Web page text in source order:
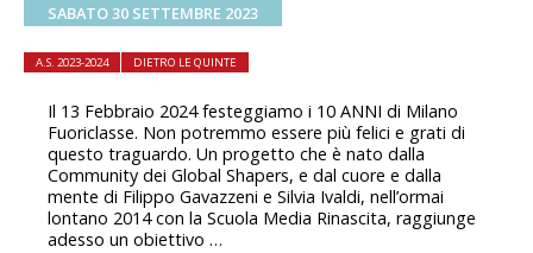
SABATO 30 SETTEMBRE 2023
A.S. 2023-2024 DIETRO LE QUINTE
Il 13 Febbraio 2024 festeggiamo i 10 ANNI di Milano
Fuoriclasse. Non potremmo essere più felici e grati di
questo traguardo. Un progetto che è nato dalla
Community dei Global Shapers, e dal cuore e dalla
mente di Filippo Gavazzeni e Silvia Ivaldi, nell’ormai
lontano 2014 con la Scuola Media Rinascita, raggiunge
adesso un obiettivo …